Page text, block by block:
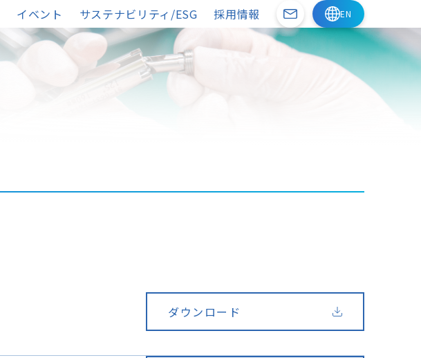
イベント サステナビリティ/ESG 採用情報
ダウンロード